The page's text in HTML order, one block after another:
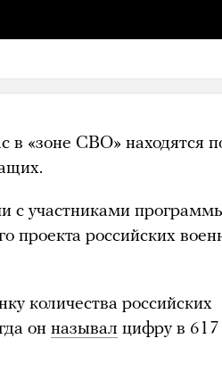
в «зоне СВО» находятся
с участниками
проекта российских
количества российских
он называл цифру в 617